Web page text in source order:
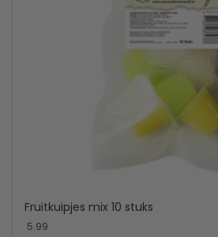
Fruitkuipjes mix 10 stuks
5.99